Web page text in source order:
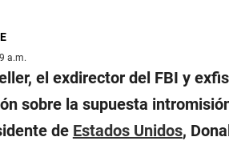
a.m.
el exdirector del FBI y
sobre la supuesta
de Estados Unidos,